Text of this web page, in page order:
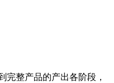
整产品的产出各阶段，